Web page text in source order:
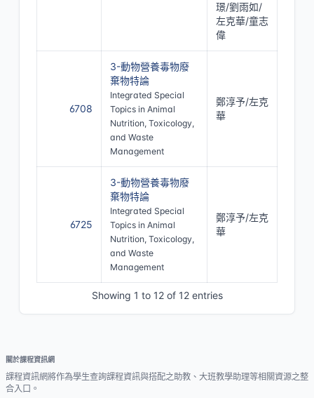
璟/劉雨如/
左克華/童志
偉
6708
3-動物營養毒物廢
棄物特論
Integrated Special
Topics in Animal
Nutrition, Toxicology,
and Waste
Management
鄭淳予/左克
華
6725
3-動物營養毒物廢
棄物特論
Integrated Special
Topics in Animal
Nutrition, Toxicology,
and Waste
Management
鄭淳予/左克
華
Showing 1 to 12 of 12 entries
關於課程資訊網
課程資訊網將作為學生查詢課程資訊與搭配之助教、大班教學助理等相關資源之整
合入口。